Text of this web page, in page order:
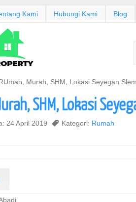
Kami Hubungi Kami Blog
Murah, SHM, Lokasi Seyegan
SHM, Lokasi
24 April 2019 , Kategori: Rumah